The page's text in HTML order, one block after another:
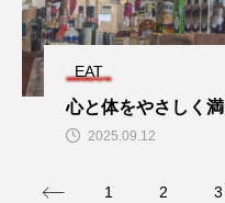
EAT
心と体をやさしく
2025.09.12
1 2 3